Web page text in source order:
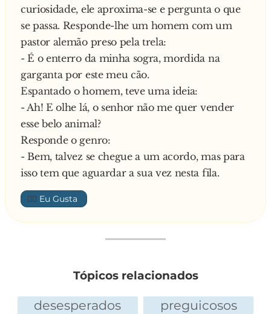
—
curiosidade, ele aproxima-se e pergunta o que
se passa. Responde-lhe um homem com um
pastor alemão preso pela trela:
- É o enterro da minha sogra, mordida na
garganta por este meu cão.
Espantado o homem, teve uma ideia:
- Ah! E olhe lá, o senhor não me quer vender
esse belo animal?
Responde o genro:
- Bem, talvez se chegue a um acordo, mas para
isso tem que aguardar a sua vez nesta fila.
👍🏼
Tópicos relacionados
desesperados
preguicosos